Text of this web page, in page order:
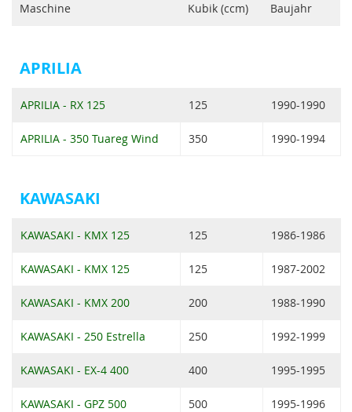
Maschine Kubik (ccm) Baujahr
APRILIA
APRILIA - RX 125 125 1990-1990
APRILIA - 350 Tuareg Wind 350 1990-1994
KAWASAKI
KAWASAKI - KMX 125 125 1986-1986
KAWASAKI - KMX 125 125 1987-2002
KAWASAKI - KMX 200 200 1988-1990
KAWASAKI - 250 Estrella 250 1992-1999
KAWASAKI - EX-4 400 400 1995-1995
KAWASAKI - GPZ 500 500 1995-1996